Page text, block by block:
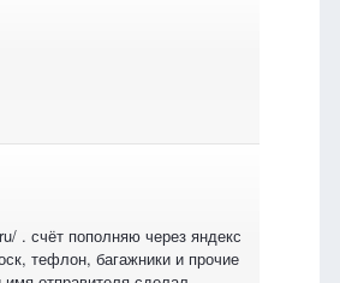
. счёт пополняю через яндекс
тефлон, багажники и прочие